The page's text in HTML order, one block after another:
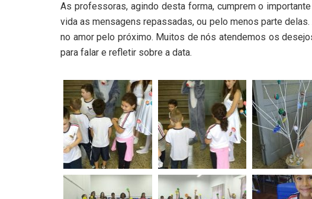
As professoras, agindo desta forma, cumprem o
vida as mensagens repassadas, ou pelo menos parte
no amor pelo próximo. Muitos de nós atendemos os
para falar e refletir sobre a data.